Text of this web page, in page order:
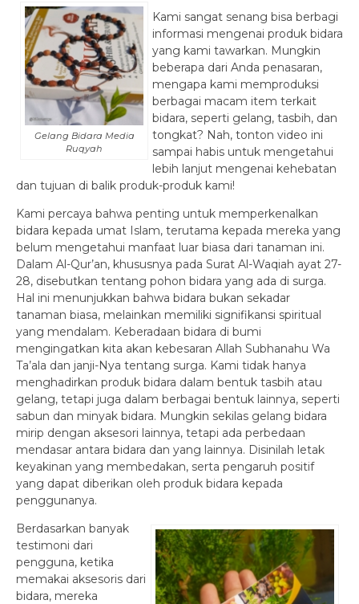
Gelang Bidara Media
Ruqyah
Kami sangat senang bisa berbagi
informasi mengenai produk bidara
yang kami tawarkan. Mungkin
beberapa dari Anda penasaran,
mengapa kami memproduksi
berbagai macam item terkait
bidara, seperti gelang, tasbih, dan
tongkat? Nah, tonton video ini
sampai habis untuk mengetahui
lebih lanjut mengenai kehebatan
dan tujuan di balik produk-produk kami!
Kami percaya bahwa penting untuk memperkenalkan
bidara kepada umat Islam, terutama kepada mereka yang
belum mengetahui manfaat luar biasa dari tanaman ini.
Dalam Al-Qur’an, khususnya pada Surat Al-Waqiah ayat 27-
28, disebutkan tentang pohon bidara yang ada di surga.
Hal ini menunjukkan bahwa bidara bukan sekadar
tanaman biasa, melainkan memiliki signifikansi spiritual
yang mendalam. Keberadaan bidara di bumi
mengingatkan kita akan kebesaran Allah Subhanahu Wa
Ta’ala dan janji-Nya tentang surga. Kami tidak hanya
menghadirkan produk bidara dalam bentuk tasbih atau
gelang, tetapi juga dalam berbagai bentuk lainnya, seperti
sabun dan minyak bidara. Mungkin sekilas gelang bidara
mirip dengan aksesori lainnya, tetapi ada perbedaan
mendasar antara bidara dan yang lainnya. Disinilah letak
keyakinan yang membedakan, serta pengaruh positif
yang dapat diberikan oleh produk bidara kepada
penggunanya.
Berdasarkan banyak
testimoni dari
pengguna, ketika
memakai aksesoris dari
bidara, mereka